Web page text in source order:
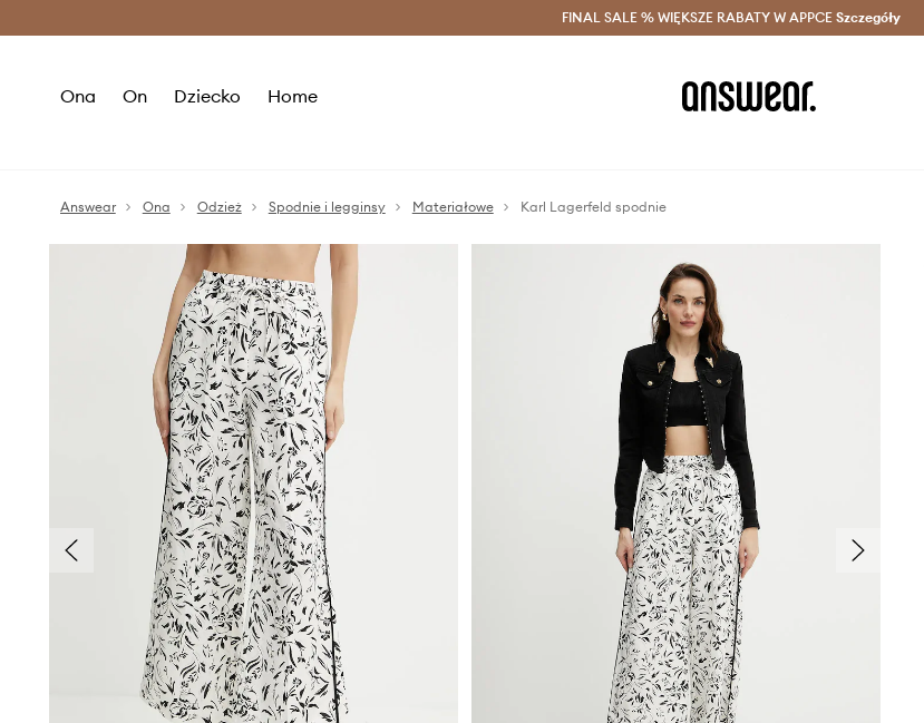
Oszczędzaj z Answear Club > Dostawa nawet w 24h >
FINAL SALE % WIĘKSZE RABATY W APPCE Szczegóły
Ona On Dziecko Home
Answear Ona Odzież Spodnie i legginsy Materiałowe Karl Lagerfeld spodnie